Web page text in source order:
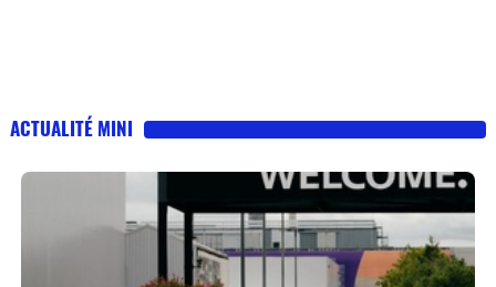
ACTUALITÉ MINI